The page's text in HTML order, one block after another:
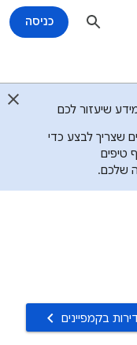
כניסה
שיעזור לכם
שצריך לבצע כדי
טיפים
שלכם.
בקמפיינים